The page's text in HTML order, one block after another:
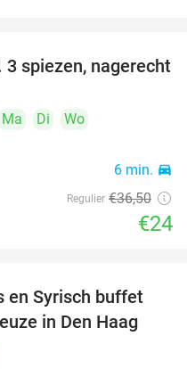
34%
spiezen, nagerecht
Ma Di
Wo
6 min. directions_car
Regulier €36,50
€24
31%
en Syrisch buffet
in Den Haag